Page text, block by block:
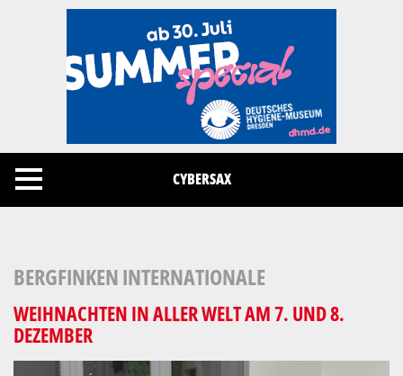
CYBERSAX
BERGFINKEN INTERNATIONALE
WEIHNACHTEN IN ALLER WELT AM 7. UND 8.
DEZEMBER
Cookies management panel